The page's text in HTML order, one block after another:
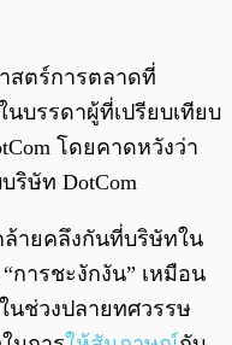
สตร์การตลาดที่
นบรรดาผู้ที่เปรียบเทียบ
โดยคาดหวังว่า
ริษัท DotCom
ายคลึงกันที่บริษัทใน
การชะงักงัน” เหมือน
นช่วงปลายทศวรรษ